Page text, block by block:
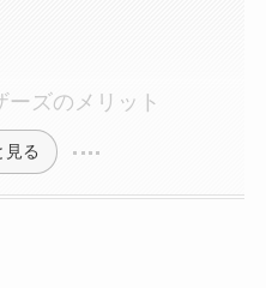
ーズのメリット
見る